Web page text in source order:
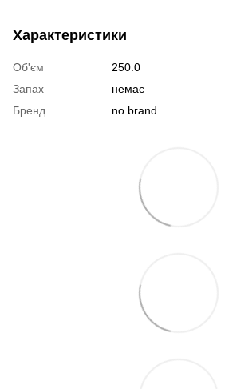
Характеристики
Об'єм
250.0
Запах
немає
Бренд
no brand